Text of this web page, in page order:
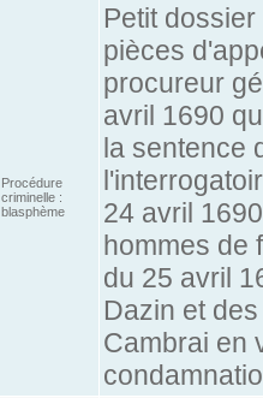
Procédure
criminelle :
blasphème
Petit
pièces
procureur
avril 1690
la sentence
24 avril
hommes de
du 25 avril
Dazin et
Cambrai en